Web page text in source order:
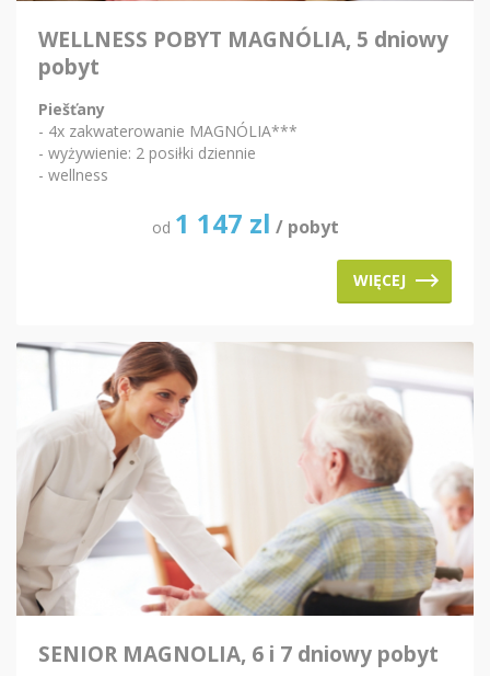
WELLNESS POBYT MAGNÓLIA, 5 dniowy
pobyt
Piešťany
- 4x zakwaterowanie MAGNÓLIA***
- wyżywienie: 2 posiłki dziennie
- wellness
od 1 147 zl / pobyt
WIĘCEJ
SENIOR MAGNOLIA, 6 i 7 dniowy pobyt